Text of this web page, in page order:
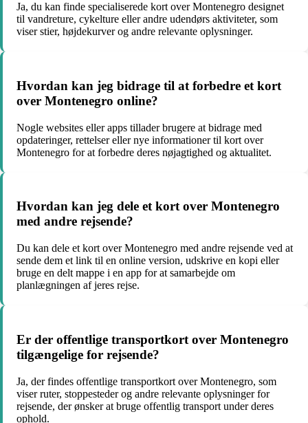
Ja, du kan finde specialiserede kort over Montenegro designet
til vandreture, cykelture eller andre udendørs aktiviteter, som
viser stier, højdekurver og andre relevante oplysninger.
Hvordan kan jeg bidrage til at forbedre et kort
over Montenegro online?
Nogle websites eller apps tillader brugere at bidrage med
opdateringer, rettelser eller nye informationer til kort over
Montenegro for at forbedre deres nøjagtighed og aktualitet.
Hvordan kan jeg dele et kort over Montenegro
med andre rejsende?
Du kan dele et kort over Montenegro med andre rejsende ved at
sende dem et link til en online version, udskrive en kopi eller
bruge en delt mappe i en app for at samarbejde om
planlægningen af jeres rejse.
Er der offentlige transportkort over Montenegro
tilgængelige for rejsende?
Ja, der findes offentlige transportkort over Montenegro, som
viser ruter, stoppesteder og andre relevante oplysninger for
rejsende, der ønsker at bruge offentlig transport under deres
ophold.